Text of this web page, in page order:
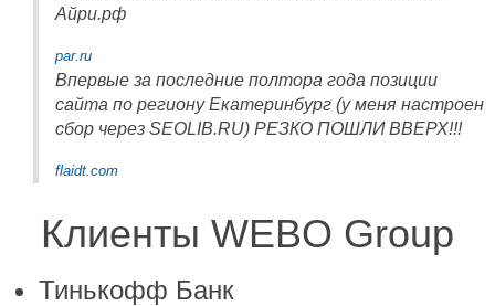
Айри.рф
par.ru
Впервые за последние полтора года позиции
сайта по региону Екатеринбург (у меня настроен
сбор через SEOLIB.RU) РЕЗКО ПОШЛИ ВВЕРХ!!!
flaidt.com
Клиенты WEBO Group
Тинькофф Банк